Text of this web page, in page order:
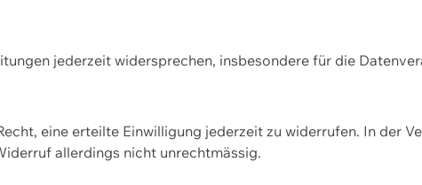
jederzeit widersprechen, insbesondere für die
eine erteilte Einwilligung jederzeit zu widerrufen. In der
allerdings nicht unrechtmässig.